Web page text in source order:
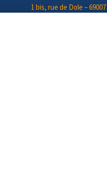
1 bis, rue de Dole – 69007